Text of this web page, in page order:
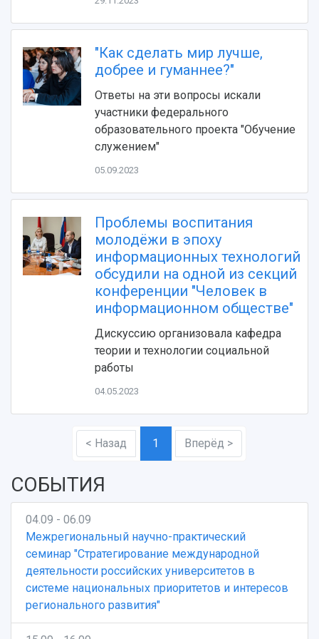
Кампус
3D-тур по университету
Музеи
Учебный аэродром
Центр истории авиационных двигателей
Ботанический сад
Умный дом бабочек
Международный межвузовский кампус
Сведения об образовательной организации
Официальные документы
Противодействие COVID-19
деятельности
Журналы Самарского университета
Патенты
Публикации и издания
Отчеты о проведенных конференциях
"Как сделать мир лучше,
добрее и гуманнее?"
Ответы на эти вопросы искали
участники федерального
образовательного проекта "Обучение
служением"
05.09.2023
Проблемы воспитания
молодёжи в эпоху
информационных технологий
обсудили на одной из секций
конференции "Человек в
информационном обществе"
Дискуссию организовала кафедра
теории и технологии социальной
работы
04.05.2023
< Назад 1 Вперёд >
СОБЫТИЯ
04.09 - 06.09
Межрегиональный научно-практический
семинар "Стратегирование международной
деятельности российских университетов в
системе национальных приоритетов и интересов
регионального развития"